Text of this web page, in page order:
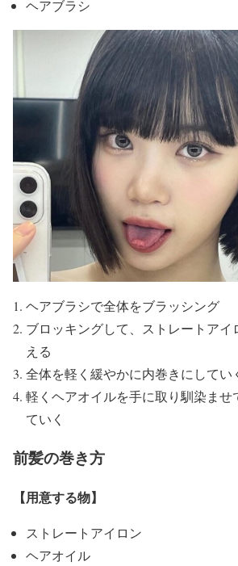
ヘアブラシ
ヘアブラシで全体をブラッシング
ブロッキングして、ストレートア
える
全体を軽く緩やかに内巻きにしてい
軽くヘアオイルを手に取り馴染ませ
ていく
前髪の巻き方
【用意する物】
ストレートアイロン
ヘアオイル